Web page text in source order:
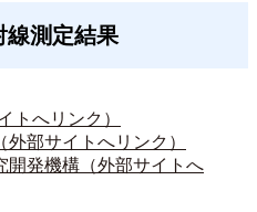
線測定結果
トへリンク）
部サイトへリンク）
開発機構（外部サイトへ